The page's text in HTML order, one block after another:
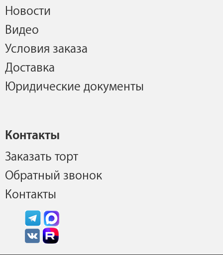
Новости
Видео
Условия заказа
Доставка
Юридические документы
Контакты
Заказать торт
Обратный звонок
Контакты